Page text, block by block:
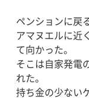
ペンションに戻
アマヌエルに近
て向かった。
そこは自家発電
れた。
持ち金の少ない